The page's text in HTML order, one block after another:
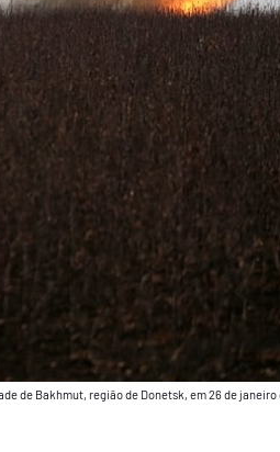
de Bakhmut, região de Donetsk, em 26 de janeiro